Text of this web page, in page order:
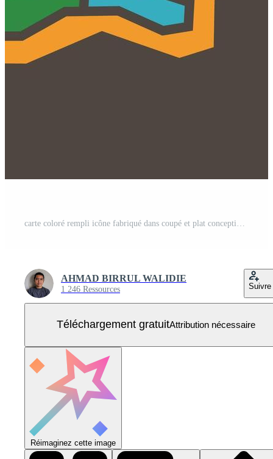
AHMAD BIRRUL WALIDIE
1 246 Ressources Suivre
Téléchargement gratuitAttribution nécessaire
Réimaginez cette image